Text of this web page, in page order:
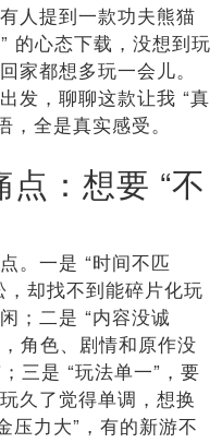
人提到一款功夫熊猫
的心态下载，没想到玩
家都想多玩一会儿。
发，聊聊这款让我 “真
全是真实感受。
：想要 “不
。一是 “时间不匹
却找不到能碎片化玩
；二是 “内容没诚
角色、剧情和原作没
三是 “玩法单一”，要
久了觉得单调，想换
压力大”，有的新游不